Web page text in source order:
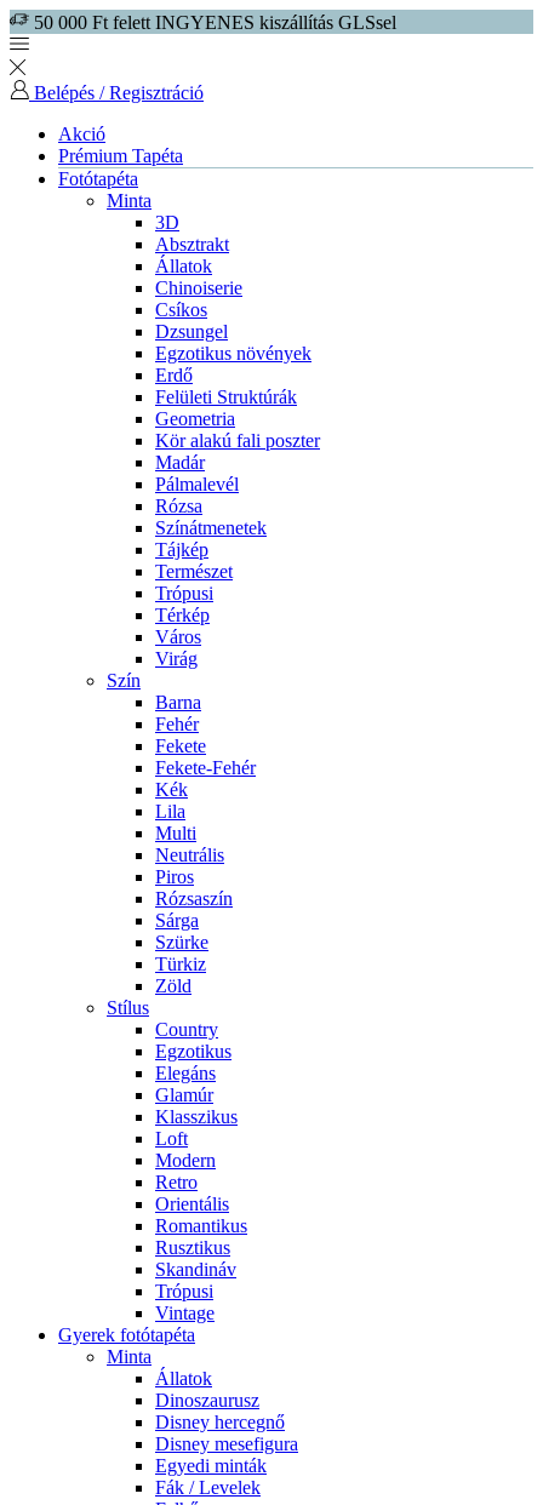
50 000 Ft felett INGYENES kiszállítás GLSsel
Belépés / Regisztráció
Akció
Prémium Tapéta
Fotótapéta
Minta
3D
Absztrakt
Állatok
Chinoiserie
Csíkos
Dzsungel
Egzotikus növények
Erdő
Felületi Struktúrák
Geometria
Kör alakú fali poszter
Madár
Pálmalevél
Rózsa
Színátmenetek
Tájkép
Természet
Trópusi
Térkép
Város
Virág
Szín
Barna
Fehér
Fekete
Fekete-Fehér
Kék
Lila
Multi
Neutrális
Piros
Rózsaszín
Sárga
Szürke
Türkiz
Zöld
Stílus
Country
Egzotikus
Elegáns
Glamúr
Klasszikus
Loft
Modern
Retro
Orientális
Romantikus
Rusztikus
Skandináv
Trópusi
Vintage
Gyerek fotótapéta
Minta
Állatok
Dinoszaurusz
Disney hercegnő
Disney mesefigura
Egyedi minták
Fák / Levelek